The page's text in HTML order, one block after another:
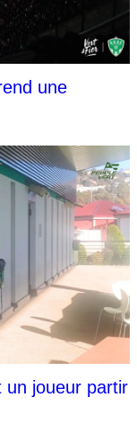
une
un joueur partir